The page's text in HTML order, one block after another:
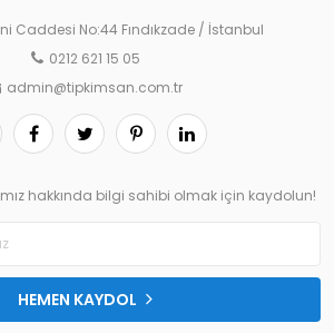
Caddesi No:44 Fındıkzade / İstanbul
0212 621 15 05
admin@tipkimsan.com.tr
hakkında bilgi sahibi olmak için kaydolun!
HEMEN KAYDOL